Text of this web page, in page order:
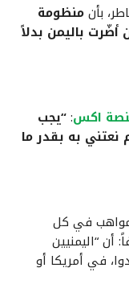
بأنمنظومة
باليمن بدلاً
اكس:“يجب
نعتني به بقدر ما
في كل
أن “اليمنيين
في أمريكا أو